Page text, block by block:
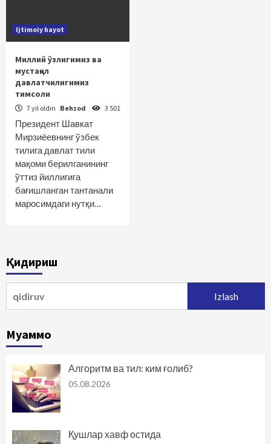
Ijtimoiy hayot
Миллий ўзлигимиз ва
мустақил
давлатчилигимиз
тимсоли
7 yil oldin Behzod 3 501
Президент Шавкат
Мирзиёевнинг ўзбек
тилига давлат тили
мақоми берилганининг
ўттиз йиллигига
бағишланган тантанали
маросимдаги нутқи…
Қидириш
Муаммо
Алгоритм ва тил: ким ғолиб?
05.08.2026
Қушлар хавф остида